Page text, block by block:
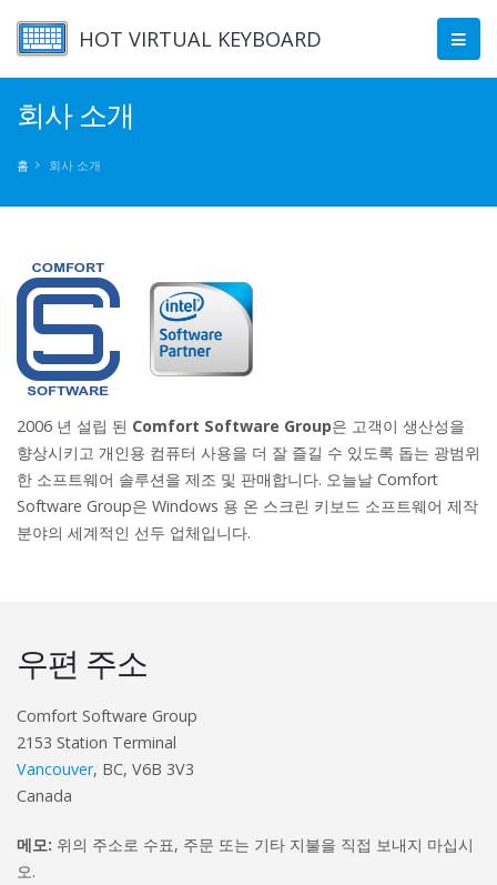
HOT VIRTUAL KEYBOARD
회사 소개
홈 회사 소개
2006 년 설립 된 Comfort Software Group은 고객이 생산성을
향상시키고 개인용 컴퓨터 사용을 더 잘 즐길 수 있도록 돕는 광범위
한 소프트웨어 솔루션을 제조 및 판매합니다. 오늘날 Comfort
Software Group은 Windows 용 온 스크린 키보드 소프트웨어 제작
분야의 세계적인 선두 업체입니다.
우편 주소
Comfort Software Group
2153 Station Terminal
Vancouver, BC, V6B 3V3
Canada
메모: 위의 주소로 수표, 주문 또는 기타 지불을 직접 보내지 마십시
오.